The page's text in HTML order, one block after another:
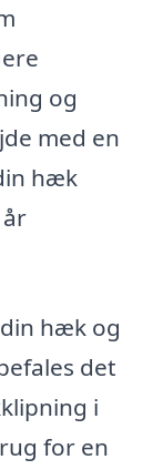
og
med en
hæk
hæk og
det
i
for en